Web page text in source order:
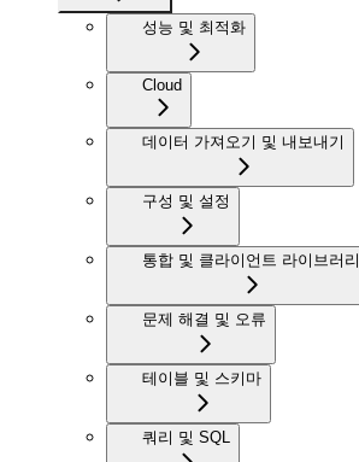
성능 및 최적화
Cloud
데이터 가져오기 및 내보내기
구성 및 설정
통합 및 클라이언트 라이브러리
문제 해결 및 오류
테이블 및 스키마
쿼리 및 SQL